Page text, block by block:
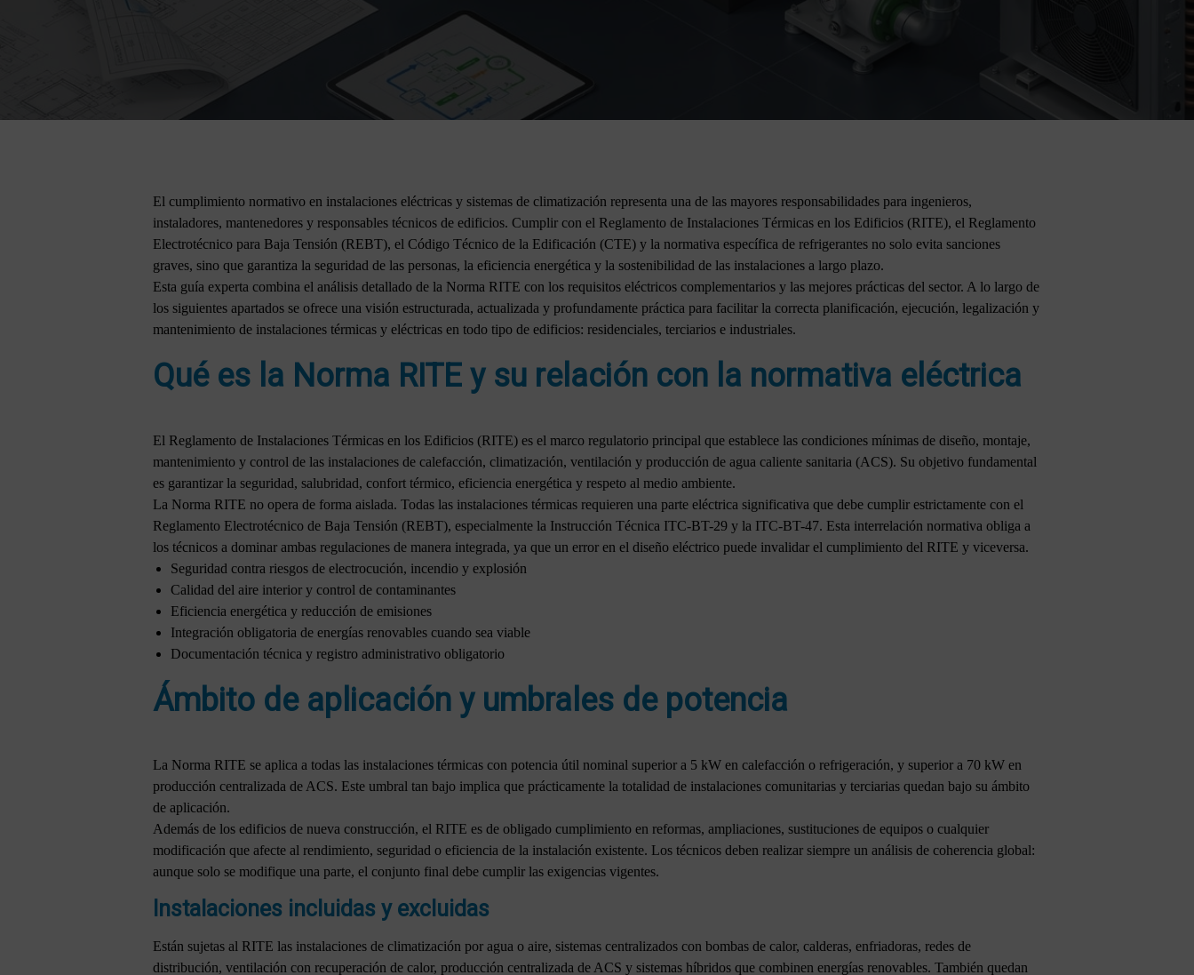
El cumplimiento normativo en instalaciones eléctricas y sistemas de climatización representa una de las mayores responsabilidades para ingenieros,
instaladores, mantenedores y responsables técnicos de edificios. Cumplir con el Reglamento de Instalaciones Térmicas en los Edificios (RITE), el Reglamento
Electrotécnico para Baja Tensión (REBT), el Código Técnico de la Edificación (CTE) y la normativa específica de refrigerantes no solo evita sanciones
graves, sino que garantiza la seguridad de las personas, la eficiencia energética y la sostenibilidad de las instalaciones a largo plazo.
Esta guía experta combina el análisis detallado de la Norma RITE con los requisitos eléctricos complementarios y las mejores prácticas del sector. A lo largo de
los siguientes apartados se ofrece una visión estructurada, actualizada y profundamente práctica para facilitar la correcta planificación, ejecución, legalización y
mantenimiento de instalaciones térmicas y eléctricas en todo tipo de edificios: residenciales, terciarios e industriales.
Qué es la Norma RITE y su relación con la normativa eléctrica
El Reglamento de Instalaciones Térmicas en los Edificios (RITE) es el marco regulatorio principal que establece las condiciones mínimas de diseño, montaje,
mantenimiento y control de las instalaciones de calefacción, climatización, ventilación y producción de agua caliente sanitaria (ACS). Su objetivo fundamental
es garantizar la seguridad, salubridad, confort térmico, eficiencia energética y respeto al medio ambiente.
La Norma RITE no opera de forma aislada. Todas las instalaciones térmicas requieren una parte eléctrica significativa que debe cumplir estrictamente con el
Reglamento Electrotécnico de Baja Tensión (REBT), especialmente la Instrucción Técnica ITC-BT-29 y la ITC-BT-47. Esta interrelación normativa obliga a
los técnicos a dominar ambas regulaciones de manera integrada, ya que un error en el diseño eléctrico puede invalidar el cumplimiento del RITE y viceversa.
Seguridad contra riesgos de electrocución, incendio y explosión
Calidad del aire interior y control de contaminantes
Eficiencia energética y reducción de emisiones
Integración obligatoria de energías renovables cuando sea viable
Documentación técnica y registro administrativo obligatorio
Ámbito de aplicación y umbrales de potencia
La Norma RITE se aplica a todas las instalaciones térmicas con potencia útil nominal superior a 5 kW en calefacción o refrigeración, y superior a 70 kW en
producción centralizada de ACS. Este umbral tan bajo implica que prácticamente la totalidad de instalaciones comunitarias y terciarias quedan bajo su ámbito
de aplicación.
Además de los edificios de nueva construcción, el RITE es de obligado cumplimiento en reformas, ampliaciones, sustituciones de equipos o cualquier
modificación que afecte al rendimiento, seguridad o eficiencia de la instalación existente. Los técnicos deben realizar siempre un análisis de coherencia global:
aunque solo se modifique una parte, el conjunto final debe cumplir las exigencias vigentes.
Instalaciones incluidas y excluidas
Están sujetas al RITE las instalaciones de climatización por agua o aire, sistemas centralizados con bombas de calor, calderas, enfriadoras, redes de
distribución, ventilación con recuperación de calor, producción centralizada de ACS y sistemas híbridos que combinen energías renovables. También quedan